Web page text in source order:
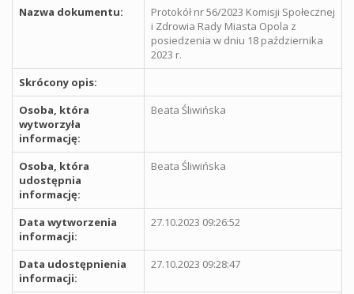
Nazwa dokumentu:
Protokół nr 56/2023 Komisji Społecznej
i Zdrowia Rady Miasta Opola z
posiedzenia w dniu 18 października
2023 r.
Skrócony opis:
Osoba, która
wytworzyła
informację:
Beata Śliwińska
Osoba, która
udostępnia
informację:
Beata Śliwińska
Data wytworzenia
informacji:
27.10.2023 09:26:52
Data udostępnienia
informacji:
27.10.2023 09:28:47